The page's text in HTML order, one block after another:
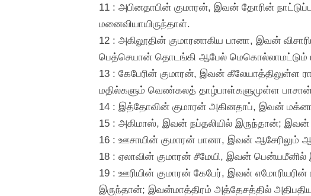
11 : அபினதாபின் குமாரன், இவன் தோரின்
மனைவியாயிருந்தாள்.
12 : அகிலூதின் குமாரனாகிய பானா, இவன்
பெத்செயான் தொடங்கி ஆபேல் மெகொல்லாமட்டும்
13 : கேபேரின் குமாரன், இவன் கீலேயாத்திலுள்ள
மதில்களும் வெண்கலத் தாழ்பாள்களுமுள்ள
14 : இத்தோவின் குமாரன் அகினதாப், இவன்
15 : அகிமாஸ், இவன் நப்தலியில் இருந்தான்;
16 : ஊசாயின் குமாரன் பானா, இவன் ஆசேரிலும்
18 : ஏலாவின் குமாரன் சீமேயி, இவன் பென்யமீனில்
19 : ஊரியின் குமாரன் கேபேர், இவன் எமோரியரின்
இருந்தான்; இவன்மாத்திரம் அத்தேசத்தில்